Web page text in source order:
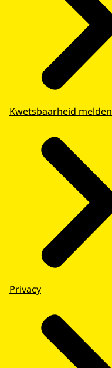
Kwetsbaarheid melden
Privacy